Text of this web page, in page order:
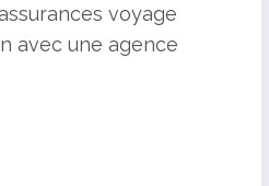
voyage
avec une agence